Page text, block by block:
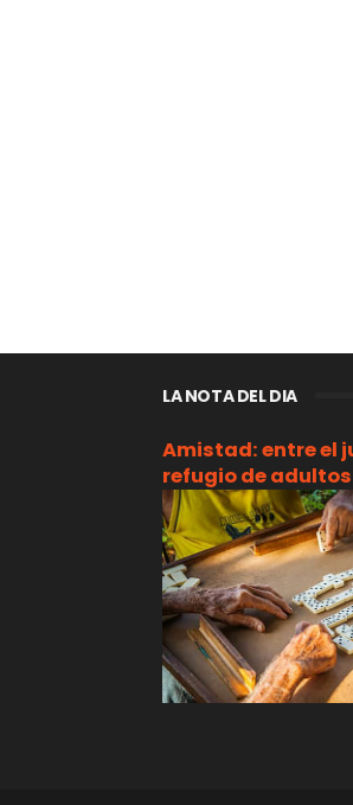
LA NOTA DEL DIA
Amistad: entre el
refugio de adultos